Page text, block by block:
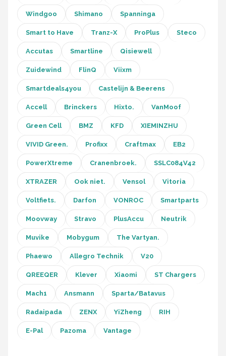
Alle merken →
Windgoo Shimano Spanninga
Smart to Have Tranz-X ProPlus Steco
Accutas Smartline Qisiewell
Zuidewind FlinQ Viixm
Smartdeals4you Castelijn & Beerens
Accell Brinckers Hixto. VanMoof
Green Cell BMZ KFD XIEMINZHU
VIVID Green. Profixx Craftmax EB2
PowerXtreme Cranenbroek. SSLC084V42
XTRAZER Ook niet. Vensol Vitoria
Voltfiets. Darfon VONROC Smartparts
Moovway Stravo PlusAccu Neutrik
Muvike Mobygum The Vartyan.
Phaewo Allegro Technik V20
QREEQER Klever Xiaomi ST Chargers
Mach1 Ansmann Sparta/Batavus
Radaipada ZENX YiZheng RIH
E-Pal Pazoma Vantage